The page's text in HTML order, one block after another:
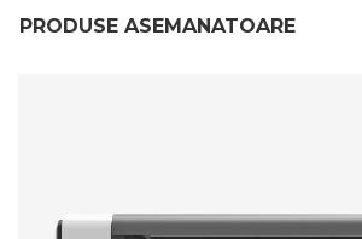
PRODUSE ASEMANATOARE